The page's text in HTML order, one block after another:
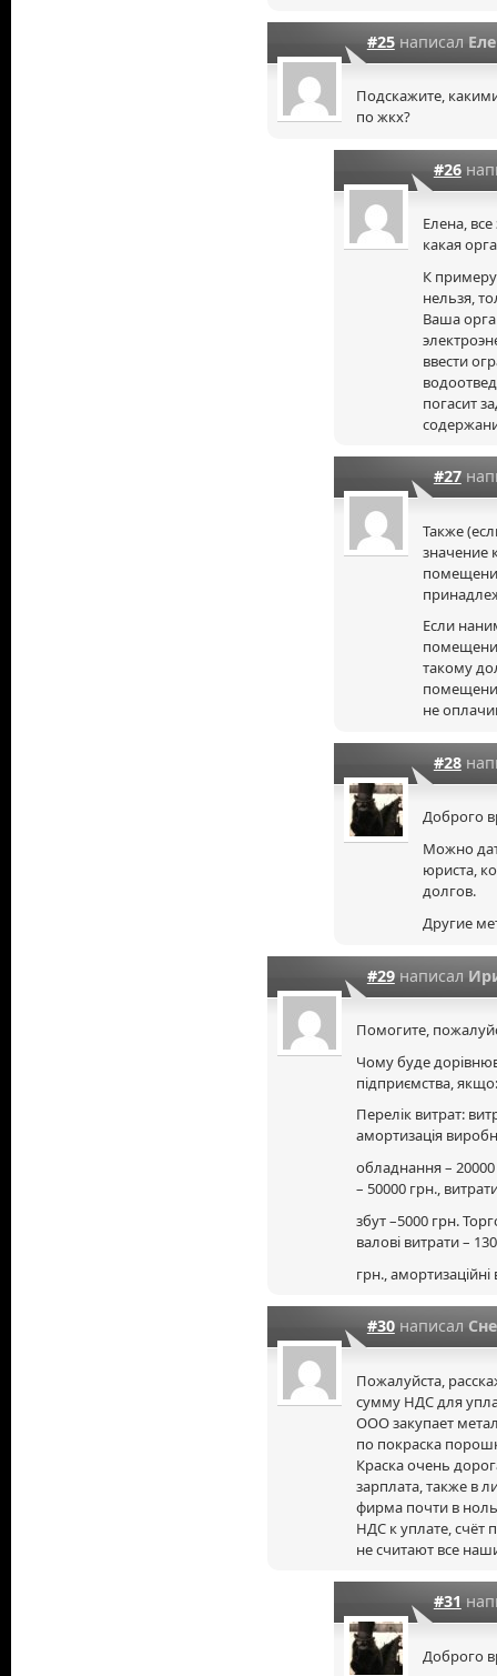
#25написал
Подскажите,
по жкх?
#26
Елена,
какая
К
нельзя,
Ваша
ввести
погасит
#27
Также
значение
Если
такому
не
#28
Доброго
Можно
юриста,
долгов.
Другие
#29написал
Помогите,
Чому буде
підприємства, якщо:
Перелік витрат:
амортизація
обладнання –
– 50000 грн.,
збут –5000 грн.
валові витрати –
грн.,
#30написал
Пожалуйста,
сумму НДС для
ООО закупает
по покраска
Краска очень
зарплата, также в
фирма почти в
НДС к уплате, счёт
не считают все
#31
Доброго